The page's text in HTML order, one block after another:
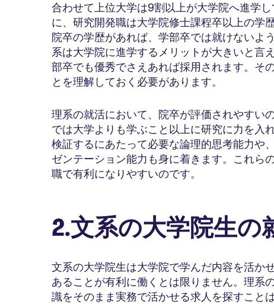
合わせて上位大学は9割以上が大学院へ進学
に、研究開発職は大学院修士課程卒以上の学
院卒の学歴があれば、学部卒では就けないよ
系は大学院に進学するメリットが大きいと言
部卒でも優秀でさえあれば採用されます。そ
とを理解しておく必要があります。
理系の就活において、院卒が評価されやすい
では大学よりも学ぶこと以上に研究に力を入
検証するにあたって必要な論理的思考能力や
ゼンテーション能力も身に着きます。これら
職で有利になりやすいのです。
2.文系の大学院生の
文系の大学院生は大学院で学んだ内容を活か
あることが有利に働くとは限りません。理系
識をそのまま実務で活かせる求人を探すこと